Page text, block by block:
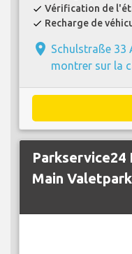
check Vérification de
check Recharge de
place Schulstraße 33
montrer sur la
Parkservice24
Main